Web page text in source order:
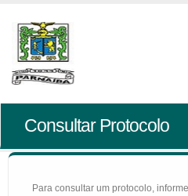
Consultar Protocolo
Para consultar um protocolo,